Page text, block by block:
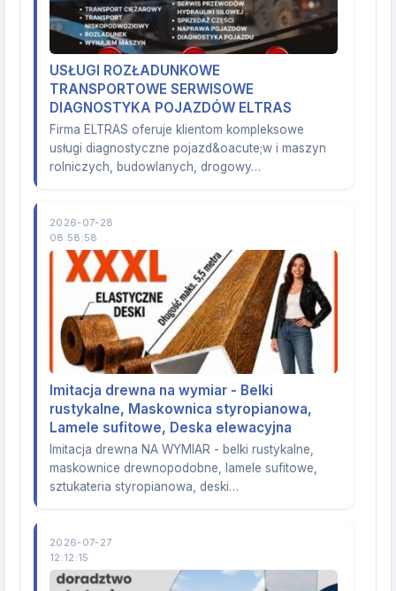
USŁUGI ROZŁADUNKOWE
TRANSPORTOWE SERWISOWE
DIAGNOSTYKA POJAZDÓW ELTRAS
Firma ELTRAS oferuje klientom kompleksowe
usługi diagnostyczne pojazd&oacute;w i maszyn
rolniczych, budowlanych, drogowy…
2026-07-28
08:58:58
Imitacja drewna na wymiar - Belki
rustykalne, Maskownica styropianowa,
Lamele sufitowe, Deska elewacyjna
Imitacja drewna NA WYMIAR - belki rustykalne,
maskownice drewnopodobne, lamele sufitowe,
sztukateria styropianowa, deski…
2026-07-27
12:12:15